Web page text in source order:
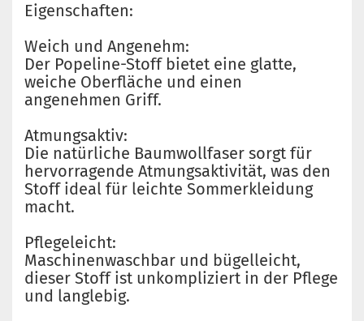
Eigenschaften:
Weich und Angenehm:
Der Popeline-Stoff bietet eine glatte,
weiche Oberfläche und einen
angenehmen Griff.
Atmungsaktiv:
Die natürliche Baumwollfaser sorgt für
hervorragende Atmungsaktivität, was den
Stoff ideal für leichte Sommerkleidung
macht.
Pflegeleicht:
Maschinenwaschbar und bügelleicht,
dieser Stoff ist unkompliziert in der Pflege
und langlebig.